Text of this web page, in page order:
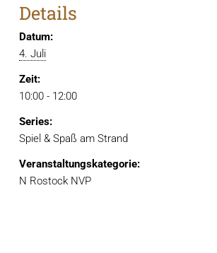
Details
Datum:
4. Juli
Zeit:
10:00 - 12:00
Series:
Spiel & Spaß am Strand
Veranstaltungskategorie:
N Rostock NVP